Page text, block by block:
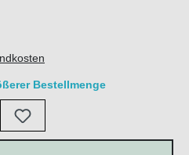
Bestellmenge
Wert ein oder